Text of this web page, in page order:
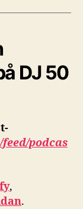
DJ 50
podcas
,
.